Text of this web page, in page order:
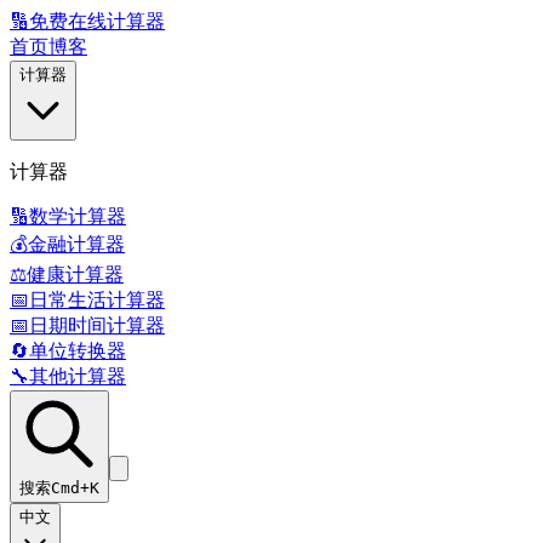
🔢免费在线计算器
首页博客
计算器
计算器
🔢数学计算器
💰金融计算器
⚖️健康计算器
📅 日常生活计算器
📅 日期时间计算器
🔄单位转换器
🔧其他计算器
搜索Cmd+K
中文